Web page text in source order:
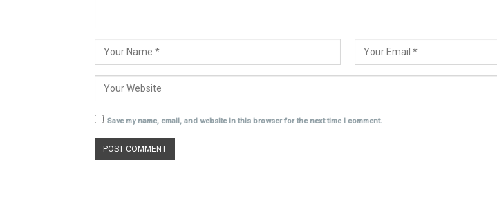
Save my name, email, and website in this browser for the next time I comment.